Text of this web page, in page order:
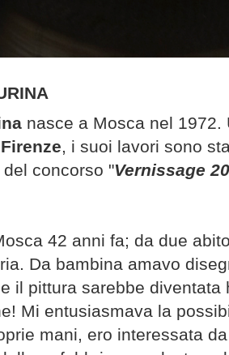
nasce a Mosca nel 1972.
, i suoi lavori sono
concorso "Vernissage
42 anni fa; da due
Da bambina amavo
il pittura sarebbe diventata
Mi entusiasmava la
mani, ero interessata